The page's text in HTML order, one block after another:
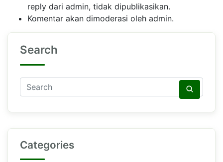
reply dari admin, tidak dipublikasikan.
Komentar akan dimoderasi oleh admin.
Search
Categories